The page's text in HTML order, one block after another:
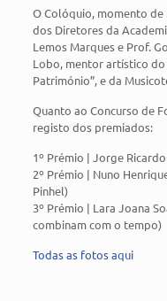
O Colóquio, momento
dos Diretores da
Lemos Marques e Prof.
Lobo, mentor artístico do
Património”, e da
Quanto ao Concurso de
registo dos premiados:
1º Prémio | Jorge
2º Prémio | Nuno
Pinhel)
3º Prémio | Lara Joana
combinam com o tempo)
Todas as fotos aqui